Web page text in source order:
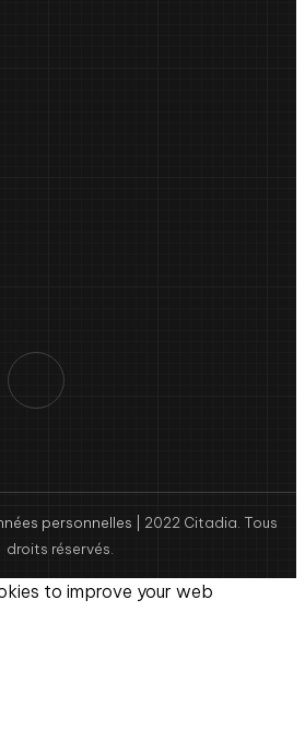
personnelles
| 2022 Citadia. Tous
droits réservés.
to improve your web